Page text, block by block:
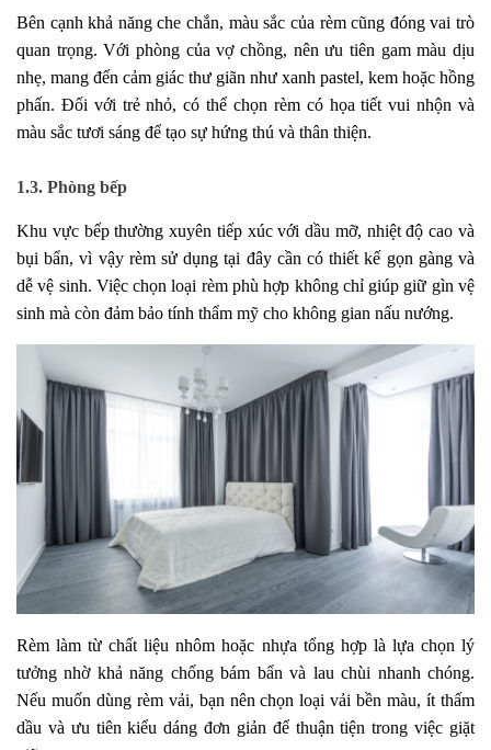
Bên cạnh khả năng che chắn, màu sắc của rèm cũng đóng vai trò
quan trọng. Với phòng của vợ chồng, nên ưu tiên gam màu dịu
nhẹ, mang đến cảm giác thư giãn như xanh pastel, kem hoặc hồng
phấn. Đối với trẻ nhỏ, có thể chọn rèm có họa tiết vui nhộn và
màu sắc tươi sáng để tạo sự hứng thú và thân thiện.
1.3. Phòng bếp
Khu vực bếp thường xuyên tiếp xúc với dầu mỡ, nhiệt độ cao và
bụi bẩn, vì vậy rèm sử dụng tại đây cần có thiết kế gọn gàng và
dễ vệ sinh. Việc chọn loại rèm phù hợp không chỉ giúp giữ gìn vệ
sinh mà còn đảm bảo tính thẩm mỹ cho không gian nấu nướng.
Rèm làm từ chất liệu nhôm hoặc nhựa tổng hợp là lựa chọn lý
tưởng nhờ khả năng chống bám bẩn và lau chùi nhanh chóng.
Nếu muốn dùng rèm vải, bạn nên chọn loại vải bền màu, ít thấm
dầu và ưu tiên kiểu dáng đơn giản để thuận tiện trong việc giặt